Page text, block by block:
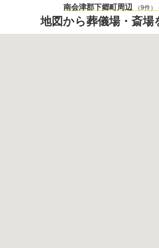
南会津郡下郷町周辺 （9件）
地図から葬儀場・斎場